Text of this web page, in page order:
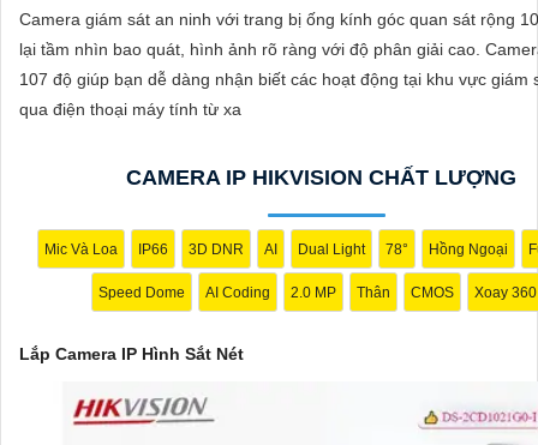
VẤN
DỊCH
VỤ
dụng camera, vị trí cần giám sát và số lượng camera cần lắp đặt.
Xác định vị trí lắp đặt: Đảm bảo chọn vị trí lắp đặt camera sao
quan sát được toàn bộ khu vực cần giám sát một cách hiệu quả
4:Chọn hệ thống lưu trữ đám mây hoặc thiết bị lưu trữ nội bộ:
thống lưu trữ phù hợp để lưu trữ video từ camera IP. Đám mây
lưu trữ nội bộ đều là sự lựa chọn thông minh.
kiểm tra kỹ các tính năng như hỗ trợ kết nối mạng, góc quan sát,
chống nước, ánh sáng yếu, hồng ngoại, cảnh báo chuyển động…
camera phản ánh đúng nhu cầu sử dụng của bạn.
Camera giám sát an ninh với trang bị ống kính góc quan sát rộng
lại tầm nhìn bao quát, hình ảnh rõ ràng với độ phân giải cao.
107 độ giúp bạn dễ dàng nhận biết các hoạt động tại khu vực giám
qua điện thoại máy tính từ xa
CAMERA IP HIKVISION CHẤT LƯỢNG
Mic Và Loa IP66 3D DNR AI Dual Light 78° Hồng Ngoại
Speed Dome AI Coding 2.0 MP Thân CMOS Xoay 360
Lắp Camera IP Hình Sắt Nét